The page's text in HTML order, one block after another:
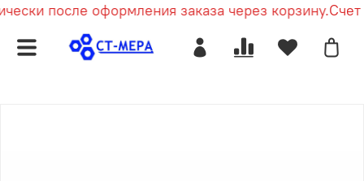
после оформления заказа через корзину.Счет